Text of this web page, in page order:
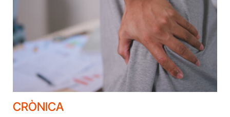
CRÒNICA